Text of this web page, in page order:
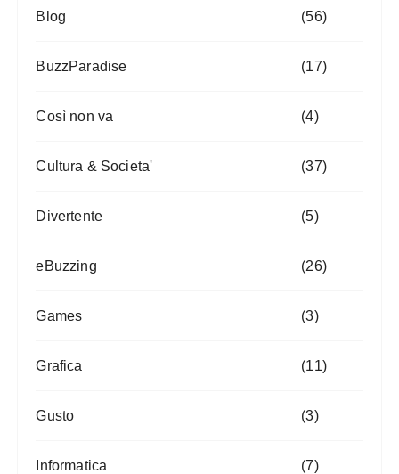
Blog (56)
BuzzParadise (17)
Così non va (4)
Cultura & Societa' (37)
Divertente (5)
eBuzzing (26)
Games (3)
Grafica (11)
Gusto (3)
Informatica (7)